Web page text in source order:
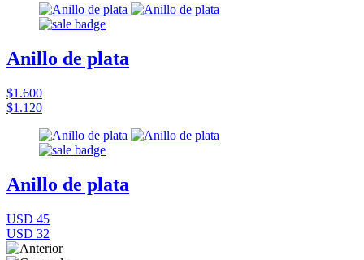
Anillo de plata
$1.600
$1.120
Anillo de plata
USD 45
USD 32